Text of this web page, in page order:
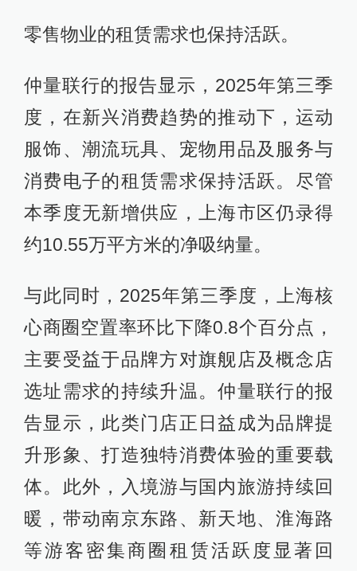
零售物业的租赁需求也保持活跃。
仲量联行的报告显示，2025年第三季
度，在新兴消费趋势的推动下，运动
服饰、潮流玩具、宠物用品及服务与
消费电子的租赁需求保持活跃。尽管
本季度无新增供应，上海市区仍录得
约10.55万平方米的净吸纳量。
与此同时，2025年第三季度，上海核
心商圈空置率环比下降0.8个百分点，
主要受益于品牌方对旗舰店及概念店
选址需求的持续升温。仲量联行的报
告显示，此类门店正日益成为品牌提
升形象、打造独特消费体验的重要载
体。此外，入境游与国内旅游持续回
暖，带动南京东路、新天地、淮海路
等游客密集商圈租赁活跃度显著回